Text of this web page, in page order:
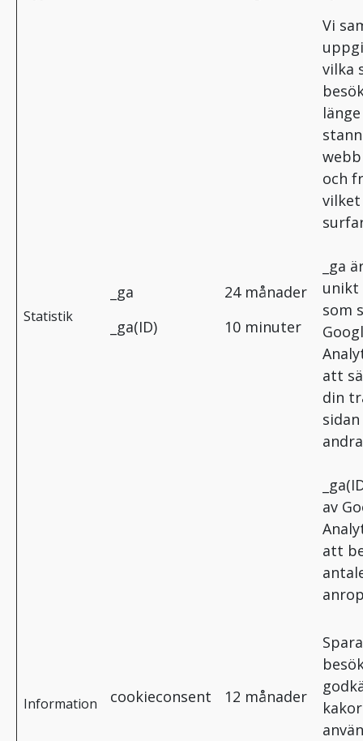
Statistik
_ga
_ga(ID)
24 månader
10 minuter
Vi
vilka
och
_ga
unikt
som
att
din
av
att
Information cookieconsent 12 månader
kakor